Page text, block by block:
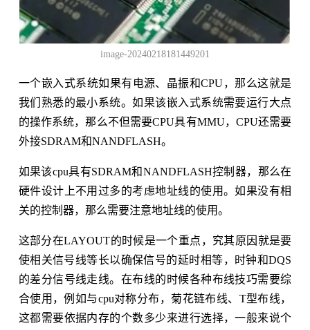
image-20240218181449201
一个嵌入式系统如果有电源、晶振和CPU，那么这就是
我们熟悉的最小系统。如果该嵌入式系统需要运行大点
的操作系统，那么不但需要CPU具有MMU，CPU还需要
外接SDRAM和NANDFLASH。
如果该cpu具有SDRAM和NANDFLASH控制器，那么在
硬件设计上不用过多的考虑地址线的使用。如果没有相
关的控制器，那么需要注意地址线的使用。
这部分在LAYOUT的时候是一个重点，究其原因就是要
使相关信号线等长以确保信号的延时相等，时钟和DQS
的差分信号线走线。在布线的时候各种布线技巧需要综
合使用，例如与cpu对称分布，菊花链布线、T型布线，
这都需要依据内存的个数多少来进行选择，一般来说个